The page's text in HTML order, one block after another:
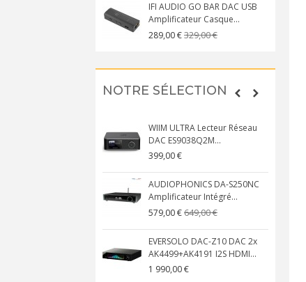
IFI AUDIO GO BAR DAC USB
Amplificateur Casque...
289,00 €329,00 €
NOTRE SÉLECTION
WIIM ULTRA Lecteur Réseau
DAC ES9038Q2M...
399,00 €
AUDIOPHONICS DA-S250NC
Amplificateur Intégré...
579,00 €649,00 €
EVERSOLO DAC-Z10 DAC 2x
AK4499+AK4191 I2S HDMI...
1 990,00 €